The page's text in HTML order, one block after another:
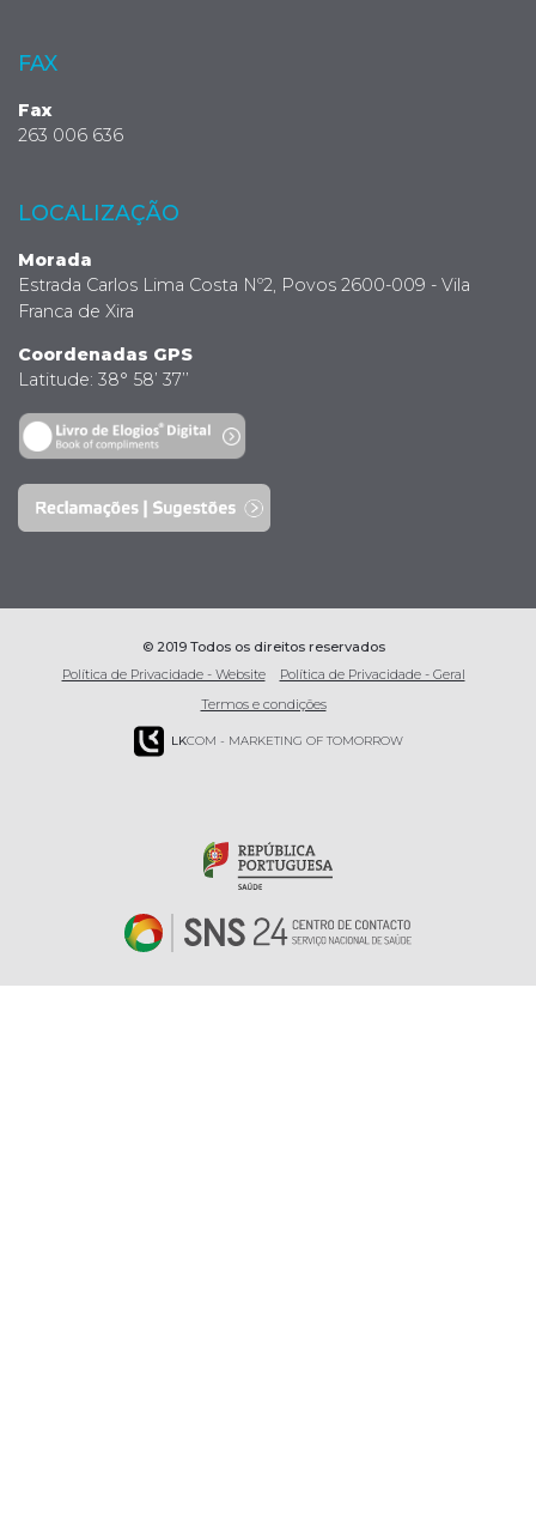
FAX
Fax
263 006 636
LOCALIZAÇÃO
Morada
Estrada Carlos Lima Costa Nº2, Povos 2600-009 - Vila
Franca de Xira
Coordenadas GPS
Latitude: 38° 58’ 37’’
© 2019 Todos os direitos reservados
Política de Privacidade - Website
Política de Privacidade - Geral
Termos e condições
LKCOM - MARKETING OF TOMORROW